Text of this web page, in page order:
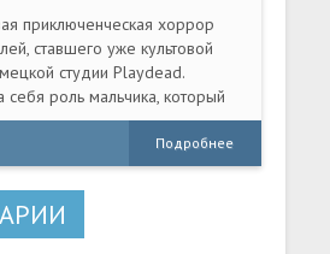
приключенческая хоррор
ставшего уже культовой
студии Playdead.
себя роль мальчика, который
монохромном пугающем мире.
игре студии,
загадки и преодолевать
в безжалостном
помещения
резонирующие в такт со
Подробнее